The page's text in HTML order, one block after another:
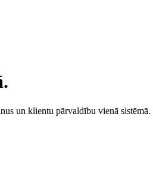
un klientu pārvaldību vienā sistēmā.